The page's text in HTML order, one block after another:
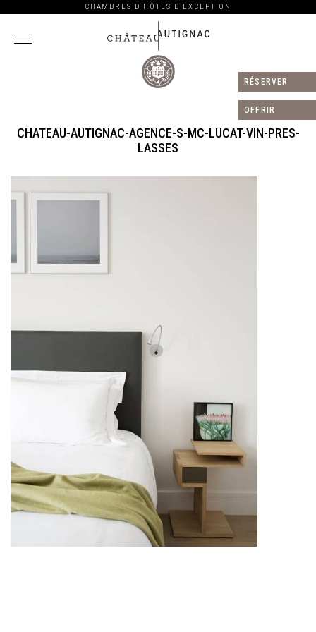
CHAMBRES D’HÔTES D’EXCEPTION
RÉSERVER
OFFRIR
CHATEAU-AUTIGNAC-AGENCE-S-MC-LUCAT-VIN-PRES-
LASSES